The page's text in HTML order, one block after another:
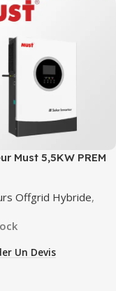
Must 5,5KW PREM
Offgrid Hybride,
Un Devis